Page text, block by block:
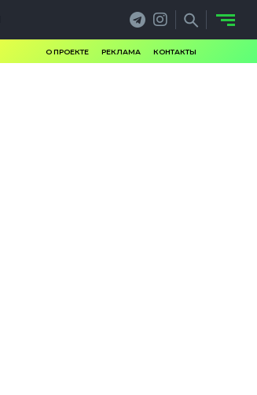
О ПРОЕКТЕ РЕКЛАМА КОНТАКТЫ